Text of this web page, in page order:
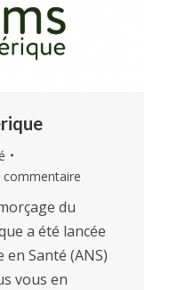
commentaire
du
a été lancée
en Santé (ANS)
vous en